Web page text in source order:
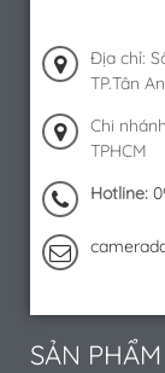
Địa chỉ:
TP.Tân
Chi
TPHCM
Hotline:
SẢN PHẨM